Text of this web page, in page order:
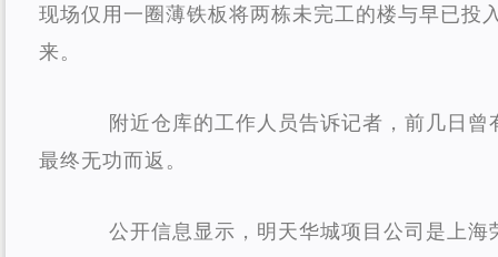
现场仅用一圈薄铁板将两栋未完工的楼与早已投
来。
附近仓库的工作人员告诉记者，前几日
最终无功而返。
公开信息显示，明天华城项目公司是上